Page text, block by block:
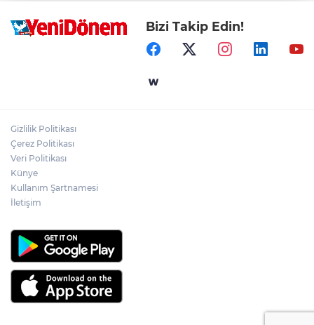
Bizi Takip Edin!
Gizlilik Politikası
Çerez Politikası
Veri Politikası
Künye
Kullanım Şartnamesi
İletişim